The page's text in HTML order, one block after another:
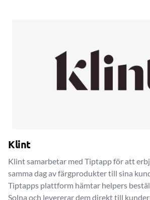
Klint
Klint samarbetar med Tiptapp för att
samma dag av färgprodukter till sina
Tiptapps plattform hämtar helpers
Solna och levererar dem direkt till